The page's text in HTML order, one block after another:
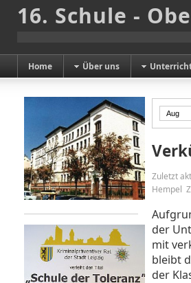
16. Schule -
Home Über uns
Zuletzt
Hempel
der
mit
bleibt
der